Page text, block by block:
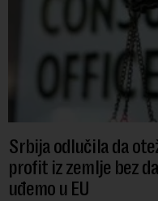
Srbija odlučila da
profit iz zemlje bez
uđemo u EU